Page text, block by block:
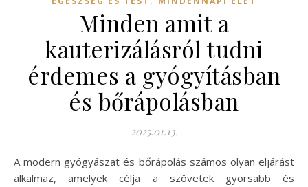
Minden amit a
kauterizálásról tudni
érdemes a gyógyításban
és bőrápolásban
2025.01.13.
A modern gyógyászat és bőrápolás számos olyan eljárást
alkalmaz, amelyek célja a szövetek gyorsabb és